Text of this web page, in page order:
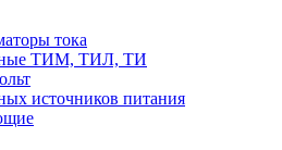
тока
ТИМ, ТИЛ, ТИ
источников питания